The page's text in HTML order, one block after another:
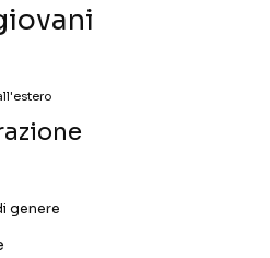
genere